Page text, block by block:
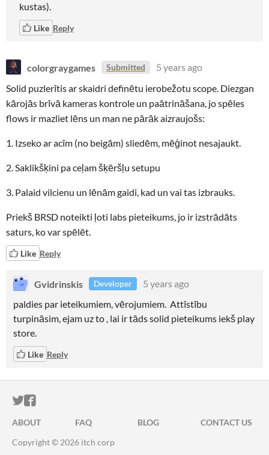
kustas).
Like Reply
colorgraygames Submitted
5 years ago
Solid puzlerītis ar skaidri definētu ierobežotu scope. Diezgan
kārojās brīvā kameras kontrole un paātrināšana, jo spēles
flows ir mazliet lēns un man ne pārāk aizraujošs:
1. Izseko ar acīm (no beigām) sliedēm, mēģinot nesajaukt.
2. Saklikšķini pa ceļam šķēršļu setupu
3. Palaid vilcienu un lēnām gaidi, kad un vai tas izbrauks.
Priekš BRSD noteikti ļoti labs pieteikums, jo ir izstrādāts
saturs, ko var spēlēt.
Like Reply
Gvidrinskis Developer
5 years ago
paldies par ieteikumiem, vērojumiem. Attīstību
turpināsim, ejam uz to , lai ir tāds solid pieteikums iekš play
store.
Like Reply
ITCH.IO ON TWITTER
ITCH.IO ON FACEBOOK
ABOUT FAQ BLOG
CONTACT US
Copyright © 2026 itch corp